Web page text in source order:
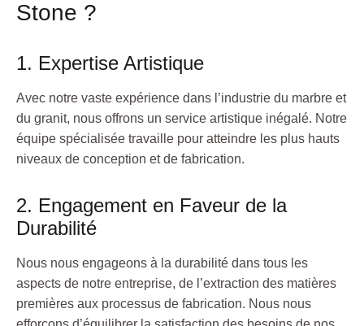
Stone ?
1. Expertise Artistique
Avec notre vaste expérience dans l’industrie du marbre et
du granit, nous offrons un service artistique inégalé. Notre
équipe spécialisée travaille pour atteindre les plus hauts
niveaux de conception et de fabrication.
2. Engagement en Faveur de la
Durabilité
Nous nous engageons à la durabilité dans tous les
aspects de notre entreprise, de l’extraction des matières
premières aux processus de fabrication. Nous nous